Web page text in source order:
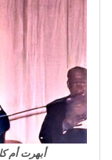
أبهرت أم